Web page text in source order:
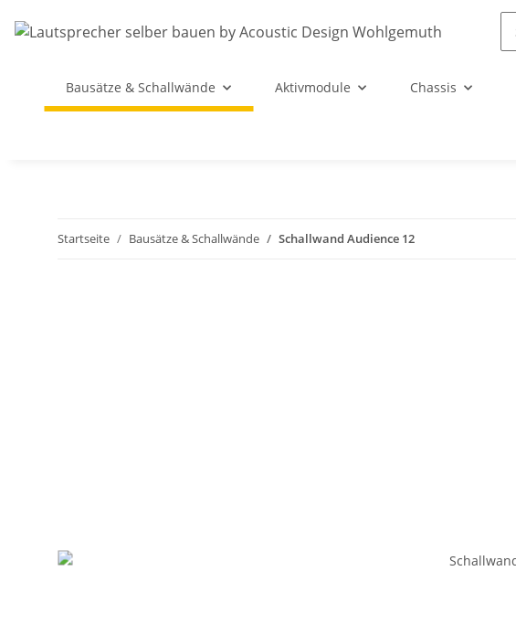
Bausätze & Schallwände Aktivmodule Chassis
Startseite Bausätze & Schallwände Schallwand Audience 12